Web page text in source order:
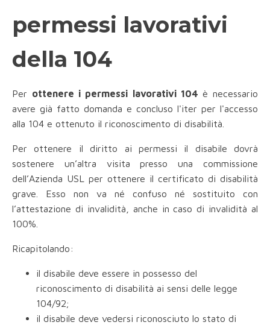
permessi lavorativi
della 104
Per ottenere i permessi lavorativi 104 è necessario
avere già fatto domanda e concluso l'iter per l'accesso
alla 104 e ottenuto il riconoscimento di disabilità.
Per ottenere il diritto ai permessi il disabile dovrà
sostenere un’altra visita presso una commissione
dell’Azienda USL per ottenere il certificato di disabilità
grave. Esso non va né confuso né sostituito con
l’attestazione di invalidità, anche in caso di invalidità al
100%.
Ricapitolando:
il disabile deve essere in possesso del
riconoscimento di disabilità ai sensi delle legge
104/92;
il disabile deve vedersi riconosciuto lo stato di